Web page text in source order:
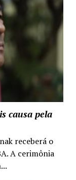
causa pela
receberá o
A cerimônia